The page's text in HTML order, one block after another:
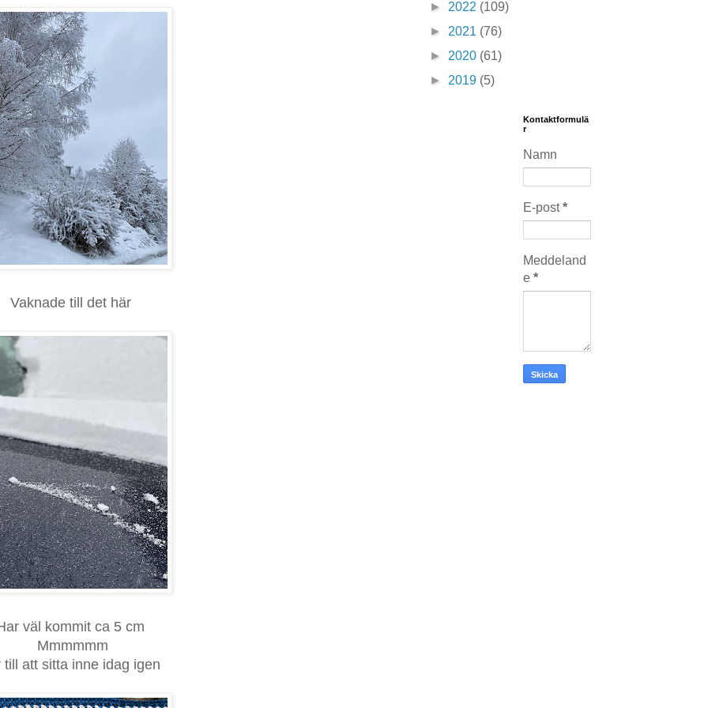
Vaknade till det här
väl kommit ca 5 cm
Mmmmmm
till att sitta inne idag igen
► 2022 (109)
► 2021 (76)
► 2020 (61)
► 2019 (5)
Kontaktformulä
r
Namn
E-post*
Meddeland
e *